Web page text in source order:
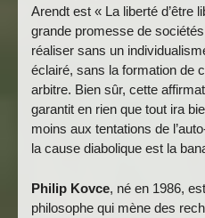
Arendt est « La liberté d’être
grande promesse de
réaliser sans un
éclairé, sans la formation de
arbitre. Bien sûr, cette
garantit en rien que tout ira
moins aux tentations de
la cause diabolique est la
Philip Kovce, né en 1986,
philosophe qui mène des